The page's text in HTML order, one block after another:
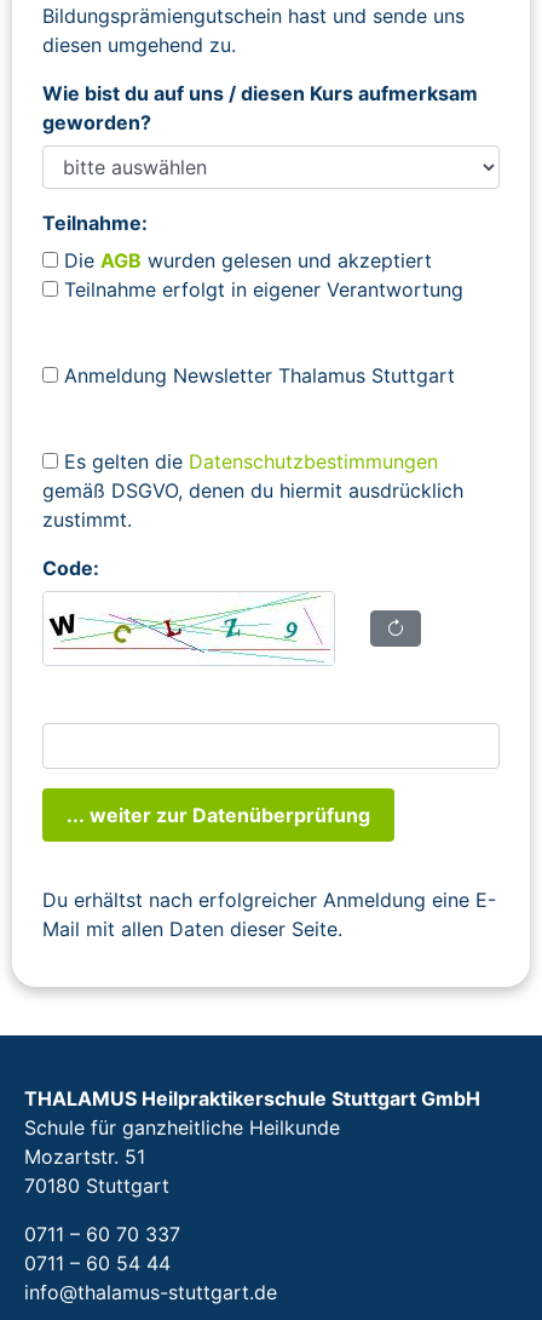
Bildungsprämiengutschein hast und sende uns
diesen umgehend zu.
Wie bist du auf uns / diesen Kurs aufmerksam
geworden?
Teilnahme:
Die AGB wurden gelesen und akzeptiert
Teilnahme erfolgt in eigener Verantwortung
Anmeldung Newsletter Thalamus Stuttgart
Es gelten die Datenschutzbestimmungen
gemäß DSGVO, denen du hiermit ausdrücklich
zustimmt.
Code:
... weiter zur Datenüberprüfung
Du erhältst nach erfolgreicher Anmeldung eine E-
Mail mit allen Daten dieser Seite.
THALAMUS Heilpraktikerschule Stuttgart GmbH
Schule für ganzheitliche Heilkunde
Mozartstr. 51
70180 Stuttgart
0711 – 60 70 337
0711 – 60 54 44
info@thalamus-stuttgart.de